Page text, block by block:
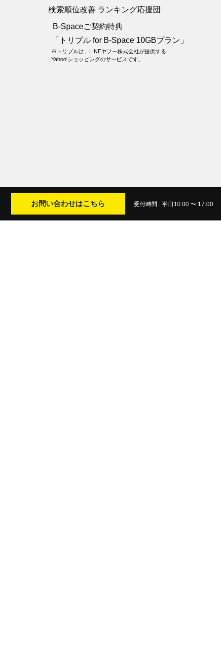
検索順位改善 ランキング応援団
B-Spaceご契約特典
「トリプル for B-Space 10GBプラン」
※トリプルは、LINEヤフー株式会社が提供する
Yahoo!ショッピングのサービスです。
お問い合わせはこちら 受付時間 : 平日10:00 〜 17:00